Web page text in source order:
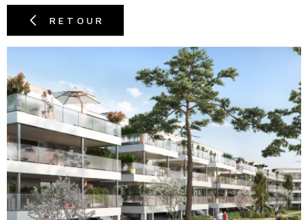
MAIL -
NOS
NOTRE
RETOUR
BUDGET
BUDGET
RECHERCHER